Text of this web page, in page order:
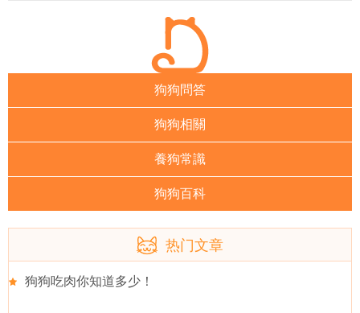
狗狗問答
狗狗相關
養狗常識
狗狗百科
热门文章
狗狗吃肉你知道多少！